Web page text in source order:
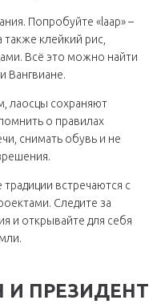
Попробуйте «laap» –
клейкий рис,
Всё это можно найти
Вангвиане.
лаосцы сохраняют
о правилах
снимать обувь и не
традиции встречаются с
Следите за
и открывайте для себя
ПРЕЗИДЕНТ